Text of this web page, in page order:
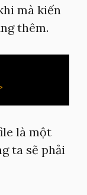
mà kiến
thêm.
là một
ta sẽ phải